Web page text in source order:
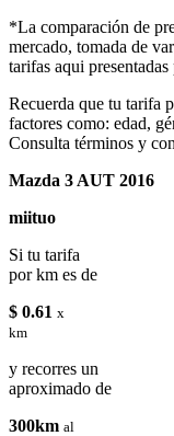
*La comparación de
mercado, tomada de
tarifas aqui
Recuerda que tu tarifa
factores como: edad,
Consulta términos y
Mazda 3 AUT 2016
miituo
Si tu tarifa
por km es de
$ 0.61 x
km
y recorres un
aproximado de
300km al